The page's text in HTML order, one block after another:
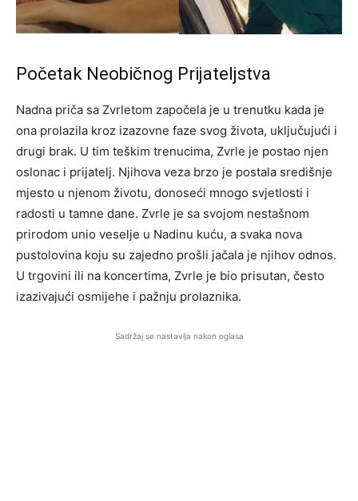
Početak Neobičnog Prijateljstva
Nadna priča sa Zvrletom započela je u trenutku kada je
ona prolazila kroz izazovne faze svog života, uključujući i
drugi brak. U tim teškim trenucima, Zvrle je postao njen
oslonac i prijatelj. Njihova veza brzo je postala središnje
mjesto u njenom životu, donoseći mnogo svjetlosti i
radosti u tamne dane. Zvrle je sa svojom nestašnom
prirodom unio veselje u Nadinu kuću, a svaka nova
pustolovina koju su zajedno prošli jačala je njihov odnos.
U trgovini ili na koncertima, Zvrle je bio prisutan, često
izazivajući osmijehe i pažnju prolaznika.
Sadržaj se nastavlja nakon oglasa